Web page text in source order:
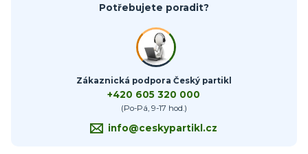
Potřebujete poradit?
Zákaznická podpora Český partikl
+420 605 320 000
(Po-Pá, 9-17 hod.)
info@ceskypartikl.cz